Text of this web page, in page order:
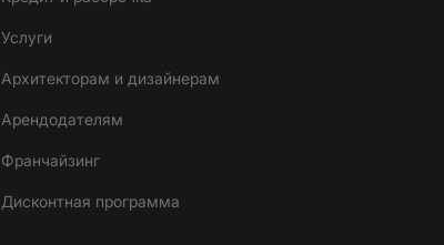
Услуги
Архитекторам и дизайнерам
Арендодателям
Франчайзинг
Дисконтная программа